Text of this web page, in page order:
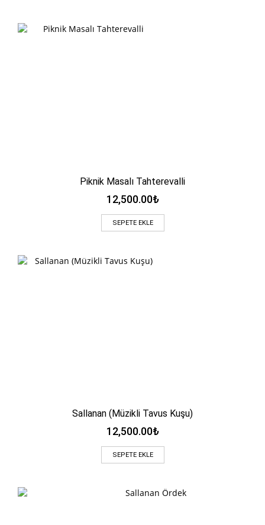
Piknik Masalı Tahterevalli
12,500.00₺
SEPETE EKLE
Sallanan (Müzikli Tavus Kuşu)
12,500.00₺
SEPETE EKLE